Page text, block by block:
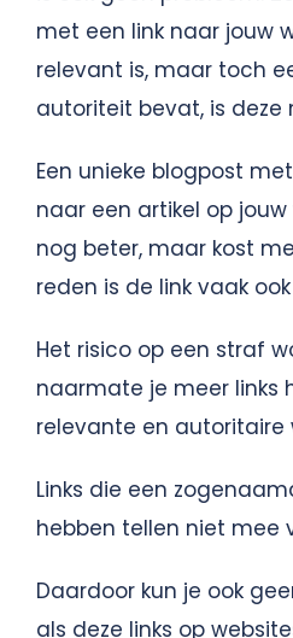
met een link naar jouw
relevant is, maar toch
autoriteit bevat, is deze
Een unieke blogpost
naar een artikel op
nog beter, maar kost
reden is de link vaak
Het risico op een straf
naarmate je meer links
relevante en autoritaire
Links die een
hebben tellen niet mee
Daardoor kun je ook
als deze links op